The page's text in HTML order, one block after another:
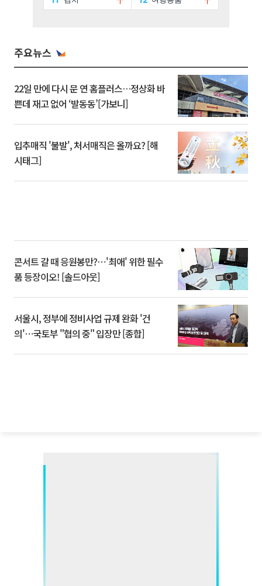
주요뉴스
22일 만에 다시 문 연 홈플러스…정상화 바
쁜데 재고 없어 ‘발동동’[가보니]
입추매직 '불발', 처서매직은 올까요? [해
시태그]
콘서트 갈 때 응원봉만?⋯'최애' 위한 필수
품 등장이오! [솔드아웃]
서울시, 정부에 정비사업 규제 완화 '건
의'⋯국토부 "협의 중" 입장만 [종합]